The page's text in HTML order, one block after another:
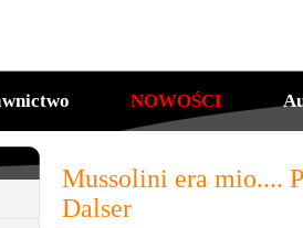
NOWOŚCI
Mussolini era mio....
Dalser